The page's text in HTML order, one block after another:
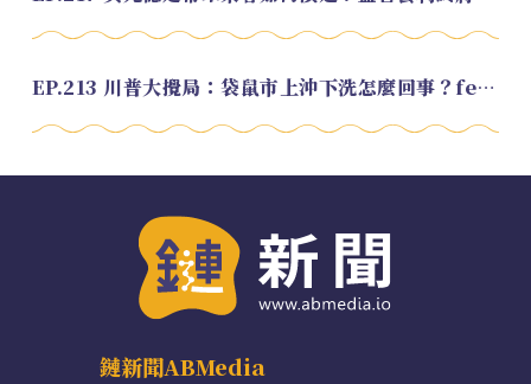
EP.213 川普大攪局：袋鼠市上沖下洗怎麼回事？feat. Alvin
鏈新聞ABMedia